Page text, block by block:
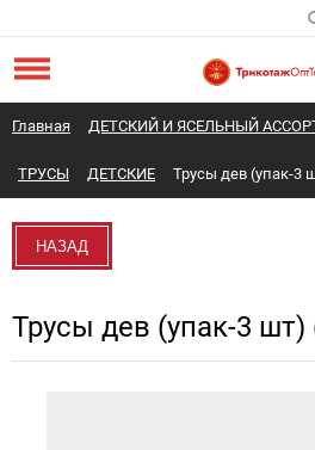
Главная ДЕТСКИЙ И ЯСЕЛЬНЫЙ
ТРУСЫ ДЕТСКИЕ Трусы дев (упак-3
НАЗАД
Трусы дев (упак-3 шт)